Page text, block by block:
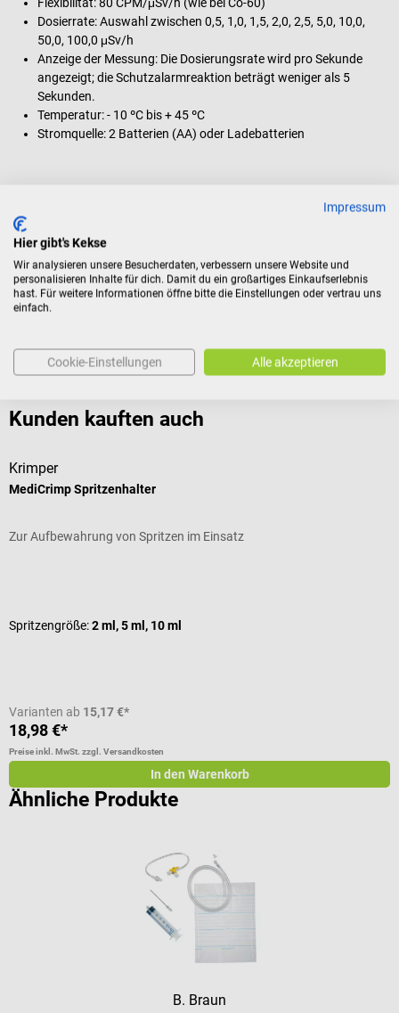
Dosierrate: Auswahl zwischen 0,5, 1,0, 1,5, 2,0, 2,5, 5,0, 10,0,
50,0, 100,0 μSv/h
Anzeige der Messung: Die Dosierungsrate wird pro Sekunde
angezeigt; die Schutzalarmreaktion beträgt weniger als 5
Sekunden.
Temperatur: - 10 ºC bis + 45 ºC
Stromquelle: 2 Batterien (AA) oder Ladebatterien
Produktidentifikation
Bewertungen
Kunden kauften auch
Krimper
MediCrimp Spritzenhalter
Zur Aufbewahrung von Spritzen im Einsatz
Spritzengröße:2 ml, 5 ml, 10 ml
Varianten ab 15,17 €*
18,98 €*
Preise inkl. MwSt. zzgl. Versandkosten
In den Warenkorb
Ähnliche Produkte
B. Braun
Impressum
Hier gibt's Kekse
Wir analysieren unsere Besucherdaten, verbessern unsere Website und
personalisieren Inhalte für dich. Damit du ein großartiges Einkaufserlebnis
hast. Für weitere Informationen öffne bitte die Einstellungen oder vertrau uns
einfach.
Cookie-Einstellungen Alle akzeptieren